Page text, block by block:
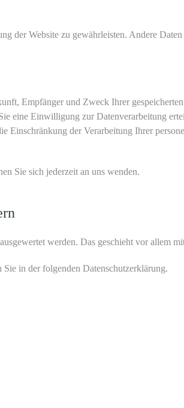
der Website zu gewährleisten. Andere
Empfänger und Zweck Ihrer
eine Einwilligung zur Datenverarbeitung
Einschränkung der Verarbeitung Ihrer
Sie sich jederzeit an uns wenden.
werden. Das geschieht vor allem
in der folgenden Datenschutzerklärung.